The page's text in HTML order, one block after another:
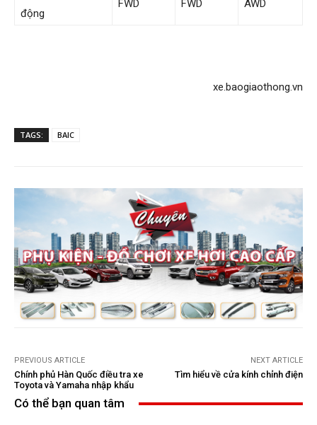
động
FWD FWD AWD
xe.baogiaothong.vn
TAGS: BAIC
PREVIOUS ARTICLE
Chính phủ Hàn Quốc điều tra xe
Toyota và Yamaha nhập khẩu
NEXT ARTICLE
Tìm hiểu về cửa kính chỉnh điện
Có thể bạn quan tâm